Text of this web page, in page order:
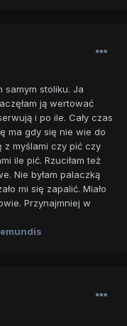
samym stoliku. Ja
ją wertować
i po ile. Cały czas
ma gdy się nie wie do
z myślami czy pić czy
ile pić. Rzuciłam też
Nie byłam palaczką
mi się zapalić. Miało
Przynajmniej w